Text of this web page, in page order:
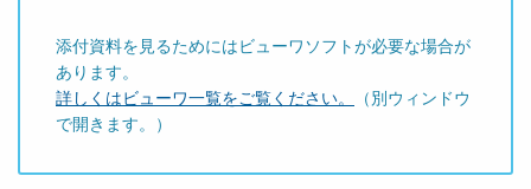
添付資料を見るためにはビューワソフトが必要な場合が
あります。
詳しくはビューワ一覧をご覧ください。
（別ウィンドウ
で開きます。）